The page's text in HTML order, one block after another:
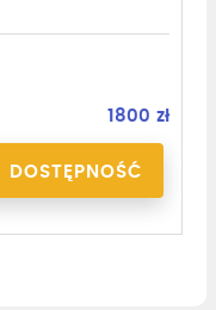
1800 zł
DOSTĘPNOŚĆ